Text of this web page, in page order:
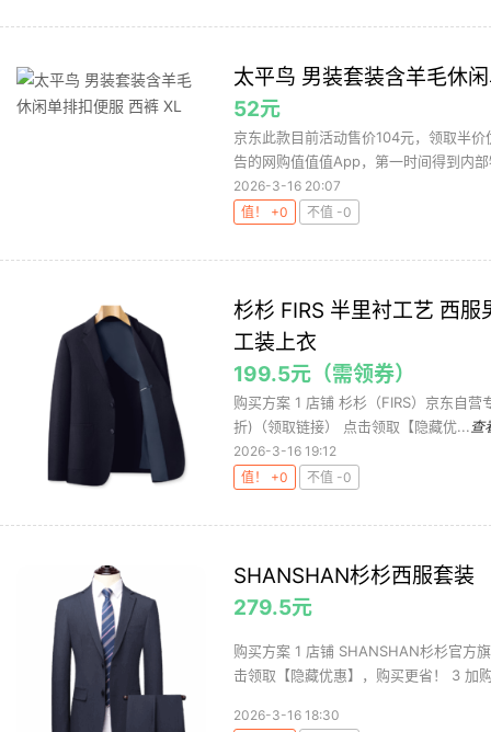
太平鸟 男装套装含羊毛休
52元
京东此款目前活动售价104元，领取半
告的网购值值值App，第一时间得到内
2026-3-16 20:07
值！ +0
不值 -0
杉杉 FIRS 半里衬工艺 西
工装上衣
199.5元（需领券）
购买方案 1 店铺 杉杉（FIRS）京东自
折)（领取链接） 点击领取【隐藏优... 查
2026-3-16 19:12
值！ +0
不值 -0
SHANSHAN杉杉西服套装
279.5元
购买方案 1 店铺 SHANSHAN杉杉官方
击领取【隐藏优惠】，购买更省！ 3 加
2026-3-16 18:30